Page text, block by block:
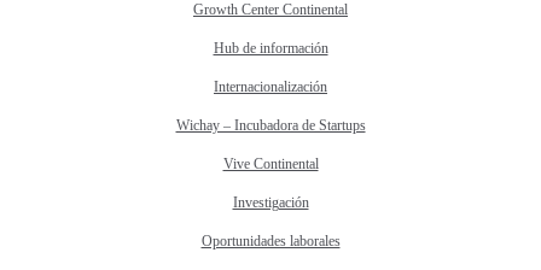
Growth Center Continental
Hub de información
Internacionalización
Wichay – Incubadora de Startups
Vive Continental
Investigación
Oportunidades laborales